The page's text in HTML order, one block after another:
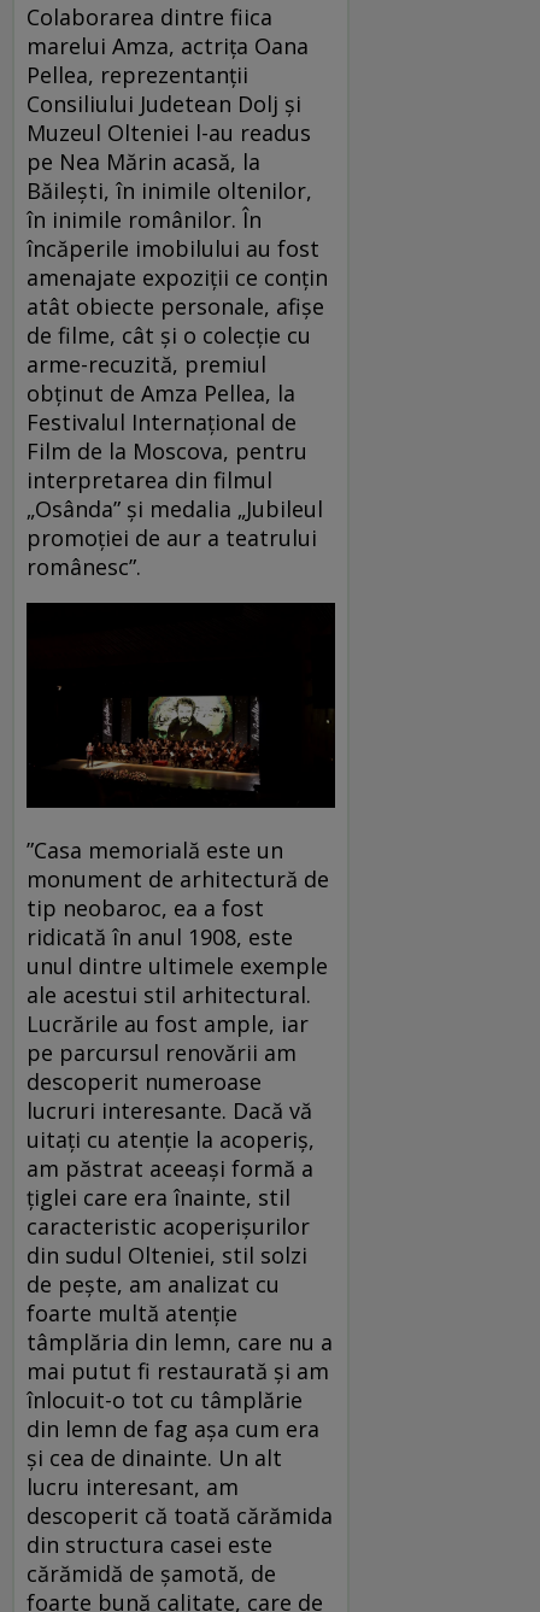
Colaborarea dintre fiica
marelui Amza, actrița Oana
Pellea, reprezentanții
Consiliului Judetean Dolj și
Muzeul Olteniei l-au readus
pe Nea Mărin acasă, la
Băilești, în inimile oltenilor,
în inimile românilor. În
încăperile imobilului au fost
amenajate expoziții ce conțin
atât obiecte personale, afișe
de filme, cât și o colecție cu
arme-recuzită, premiul
obținut de Amza Pellea, la
Festivalul Internațional de
Film de la Moscova, pentru
interpretarea din filmul
„Osânda” și medalia „Jubileul
promoției de aur a teatrului
românesc”.
”Casa memorială este un
monument de arhitectură de
tip neobaroc, ea a fost
ridicată în anul 1908, este
unul dintre ultimele exemple
ale acestui stil arhitectural.
Lucrările au fost ample, iar
pe parcursul renovării am
descoperit numeroase
lucruri interesante. Dacă vă
uitați cu atenție la acoperiș,
am păstrat aceeași formă a
țiglei care era înainte, stil
caracteristic acoperișurilor
din sudul Olteniei, stil solzi
de pește, am analizat cu
foarte multă atenție
tâmplăria din lemn, care nu a
mai putut fi restaurată și am
înlocuit-o tot cu tâmplărie
din lemn de fag așa cum era
și cea de dinainte. Un alt
lucru interesant, am
descoperit că toată cărămida
din structura casei este
cărămidă de șamotă, de
foarte bună calitate, care de